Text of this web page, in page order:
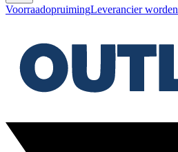
VoorraadopruimingLeverancier worden